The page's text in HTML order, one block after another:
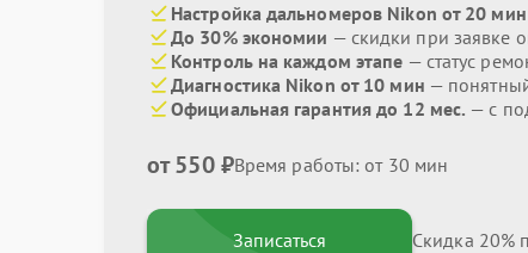
Настройка дальномеров Nikon от 20 мин
До 30% экономии — скидки при заявке
Контроль на каждом этапе — статус
Диагностика Nikon от 10 мин —
Официальная гарантия до 12 мес. — с
от 550 ₽Время работы: от 30 мин
Записаться Скидка 20%